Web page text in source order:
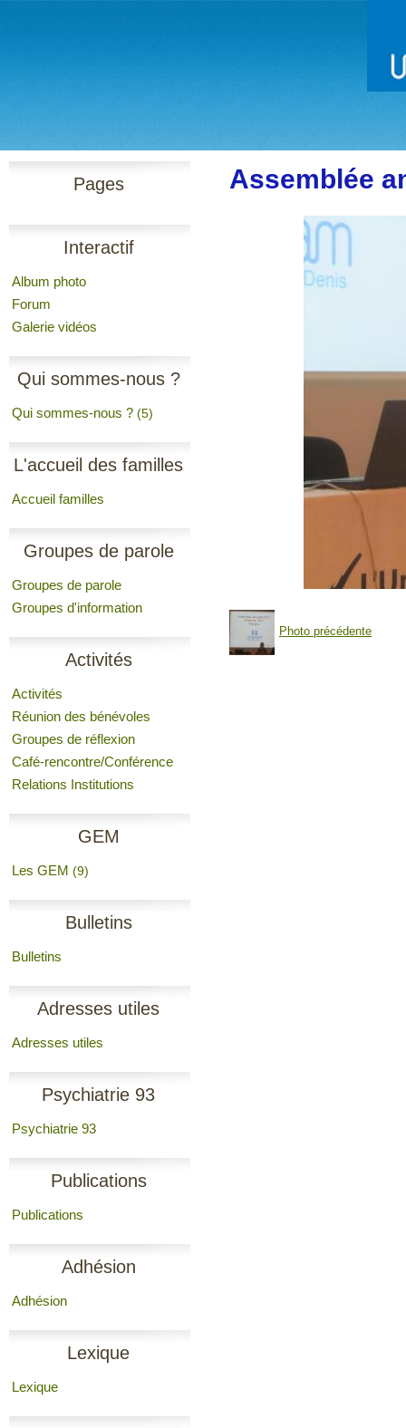
Pages
Interactif
Album photo
Forum
Galerie vidéos
Qui sommes-nous ?
Qui sommes-nous ? (5)
L'accueil des familles
Accueil familles
Groupes de parole
Groupes de parole
Groupes d'information
Activités
Activités
Réunion des bénévoles
Groupes de réflexion
Café-rencontre/Conférence
Relations Institutions
GEM
Les GEM (9)
Bulletins
Bulletins
Adresses utiles
Adresses utiles
Psychiatrie 93
Psychiatrie 93
Publications
Publications
Adhésion
Adhésion
Lexique
Lexique
Assemblée
Photo précédente